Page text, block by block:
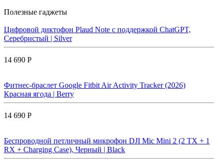
Полезные гаджеты
Цифровой диктофон Plaud Note с поддержкой ChatGPT,
Серебристый | Silver
14 690 Р
Фитнес-браслет Google Fitbit Air Activity Tracker (2026)
Красная ягода | Berry
14 690 Р
Беспроводной петличный микрофон DJI Mic Mini 2 (2 TX + 1
RX + Charging Case), Черный | Black